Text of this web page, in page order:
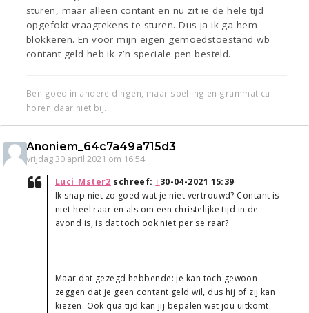
sturen, maar alleen contant en nu zit ie de hele tijd
opgefokt vraagtekens te sturen. Dus ja ik ga hem
blokkeren. En voor mijn eigen gemoedstoestand wb
contant geld heb ik z’n speciale pen besteld.
Ben goed in andere dingen, maar spelling en grammatica
horen daar niet bij.
Anoniem_64c7a49a715d3
vrijdag 30 april 2021 om 16:54
Luci_Mster2 schreef: ↑30-04-2021 15:39
Ik snap niet zo goed wat je niet vertrouwd? Contant is
niet heel raar en als om een christelijke tijd in de
avond is, is dat toch ook niet per se raar?
Maar dat gezegd hebbende: je kan toch gewoon
zeggen dat je geen contant geld wil, dus hij of zij kan
kiezen. Ook qua tijd kan jij bepalen wat jou uitkomt.